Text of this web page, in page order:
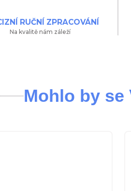
RUČNÍ ZPRACOVÁNÍ
Na kvalitě nám záleží
Mohlo by se